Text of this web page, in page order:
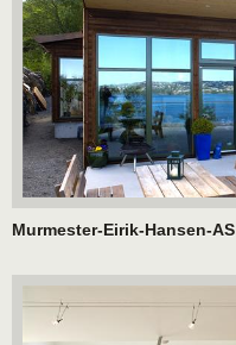
Murmester-Eirik-Hansen-AS